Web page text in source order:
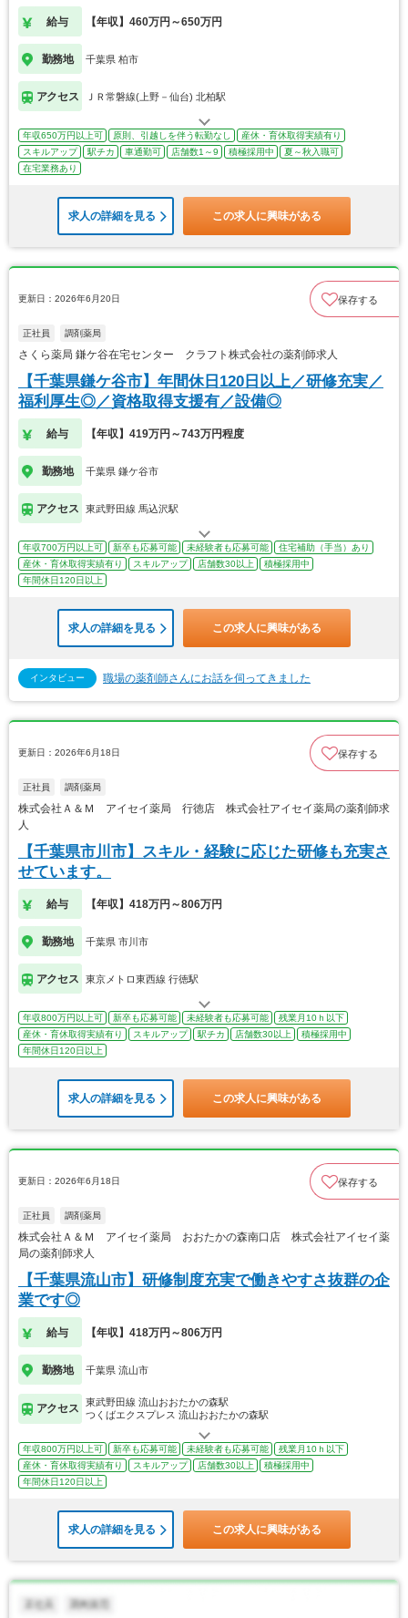
給与 【年収】460万円～650万円
勤務地 千葉県 柏市
アクセス ＪＲ常磐線(上野－仙台) 北柏駅
年収650万円以上可 原則、引越しを伴う転勤なし
産休・育休取得実績有り
スキルアップ
駅チカ 車通勤可 店舗数1～9 積極採用中
夏～秋入職可
在宅業務あり
求人の詳細を見る この求人に興味がある
更新日：2026年6月20日 保存する
正社員 調剤薬局
さくら薬局 鎌ケ谷在宅センター クラフト株式会社の薬剤師求人
【千葉県鎌ケ谷市】年間休日120日以上／研修充実／
福利厚生◎／資格取得支援有／設備◎
給与 【年収】419万円～743万円程度
勤務地 千葉県 鎌ケ谷市
アクセス 東武野田線 馬込沢駅
年収700万円以上可 新卒も応募可能 未経験者も応募可能
住宅補助（手当）あり
産休・育休取得実績有り
スキルアップ 店舗数30以上
積極採用中
年間休日120日以上
求人の詳細を見る この求人に興味がある
インタビュー 職場の薬剤師さんにお話を伺ってきました
更新日：2026年6月18日 保存する
正社員 調剤薬局
株式会社Ａ＆Ｍ アイセイ薬局 行徳店 株式会社アイセイ薬局の薬剤師求
人
【千葉県市川市】スキル・経験に応じた研修も充実さ
せています。
給与 【年収】418万円～806万円
勤務地 千葉県 市川市
アクセス 東京メトロ東西線 行徳駅
年収800万円以上可 新卒も応募可能 未経験者も応募可能
残業月10ｈ以下
産休・育休取得実績有り
スキルアップ 駅チカ 店舗数30以上
積極採用中
年間休日120日以上
求人の詳細を見る この求人に興味がある
更新日：2026年6月18日 保存する
正社員 調剤薬局
株式会社Ａ＆Ｍ アイセイ薬局 おおたかの森南口店 株式会社アイセイ薬
局の薬剤師求人
【千葉県流山市】研修制度充実で働きやすさ抜群の企
業です◎
給与 【年収】418万円～806万円
勤務地 千葉県 流山市
アクセス
東武野田線 流山おおたかの森駅
つくばエクスプレス 流山おおたかの森駅
年収800万円以上可 新卒も応募可能 未経験者も応募可能
残業月10ｈ以下
産休・育休取得実績有り
スキルアップ 店舗数30以上
積極採用中
年間休日120日以上
求人の詳細を見る この求人に興味がある